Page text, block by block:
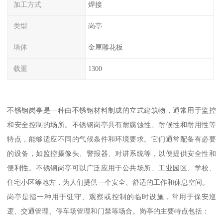
加工方式 焊接
类型 岗亭
墙体 金厘雕花板
载重 1300
不锈钢岗亭是一种由不锈钢材料制成的立式建筑物，通常用于监控
和安全控制的场所。不锈钢岗亭具有耐腐蚀性、耐候性和耐用性等
特点，能够适应不同的气候条件和环境要求。它们通常配备有必要
的设备，如监控摄像头、警报器、对讲系统等，以便提供安全性和
便利性。不锈钢岗亭可以广泛应用于公共场所、工业园区、学校、
住宅小区等地方，为人们提供一个安全、舒适的工作和休息空间。
岗亭是指一种用于驻守、观察或控制的临时设施，常用于保安巡
逻、交通管理、停车场管理和门禁等场合。岗亭的主要特点包括：